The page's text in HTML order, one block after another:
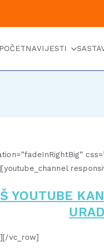
200
POČETNAVIJESTI
YOUTUBE
vc_row]